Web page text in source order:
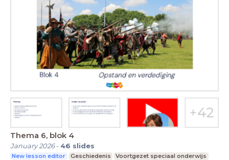
Thema 6, blok 4
January 2026- 46 slides
New lesson editor Geschiedenis
Voortgezet speciaal onderwijs